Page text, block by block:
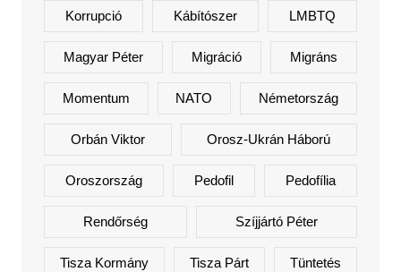
Korrupció Kábítószer LMBTQ
Magyar Péter Migráció Migráns
Momentum NATO Németország
Orbán Viktor Orosz-Ukrán Háború
Oroszország Pedofil Pedofília
Rendőrség Szíjjártó Péter
Tisza Kormány Tisza Párt Tüntetés